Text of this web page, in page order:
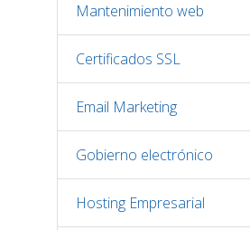
Mantenimiento web
Certificados SSL
Email Marketing
Gobierno electrónico
Hosting Empresarial